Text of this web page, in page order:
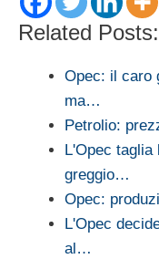
Related Posts:
Opec: il caro
ma…
Petrolio:
L'Opec taglia
greggio…
Opec:
L'Opec
al…